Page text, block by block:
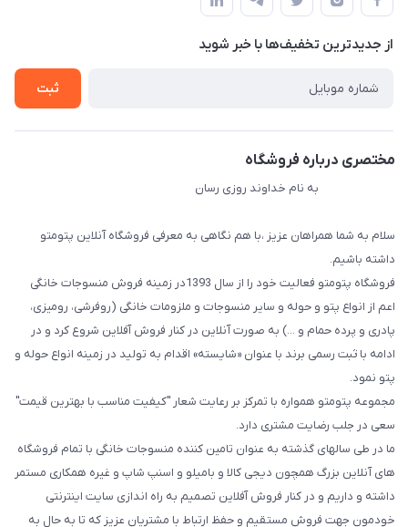
لیست محصولات
درباره ما
حریم خصوصی
راهنما
از جدید‌ترین تخفیف‌ها با‌ خبر شوید
ثبت
مختصری درباره فروشگاه
به نام خداوند روزی رسان
سلام به شما همراهان عزیز ،با هم نگاهی به معرفی فروشگاه آنلاین پتومتو
داشته باشیم.
فروشگاه پتومتو فعالیت خود را از سال 1393در زمینه فروش منسوجات خانگی
اعم از انواع پتو و حوله و سایر منسوجات و ملزومات خانگی (روفرشی، رومیزی،
پادری و پرده حمام و ...) به صورت آنلاین در کنار فروش آفلاین شروع کرد و در
ادامه با ثبت رسمی برند با عنوان «شایسته» اقدام به تولید در زمینه انواع حوله و
پتو نمود.
مجموعه پتومتو همواره با تمرکز بر رعایت شعار "کیفیت مناسب با بهترین قیمت"
سعی در جلب رضایت مشتری دارد.
ما در طی سالهای گذشته به عنوان تامین کننده منسوجات خانگی با تمام فروشگاه
های آنلاین بزرگ همچون دیجی کالا و بامیلو و اسنپ شاپ و غیره همکاری مستمر
داشته و داریم و در کنار فروش آفلاین تصمیم به راه اندازی سایت اینترنتی
خودمون جهت فروش مستقیم و حفظ ارتباط با مشتریان عزیز که تا به حال به